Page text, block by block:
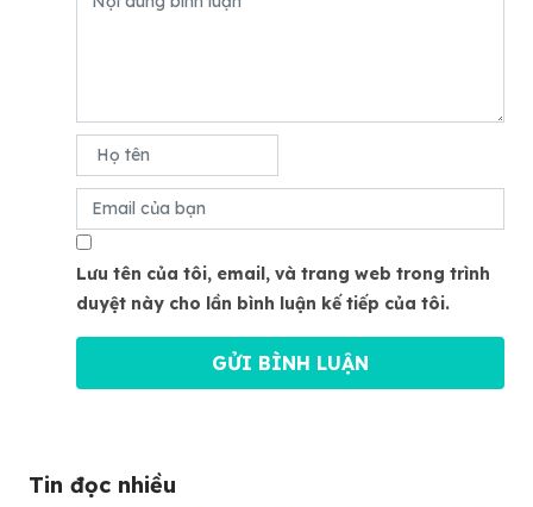
Lưu tên của tôi, email, và trang web trong trình
duyệt này cho lần bình luận kế tiếp của tôi.
Tin đọc nhiều